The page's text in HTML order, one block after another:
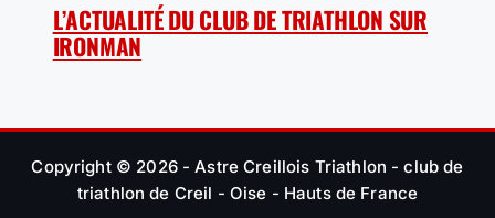
L’ACTUALITÉ DU CLUB DE TRIATHLON SUR
IRONMAN
Copyright © 2026 - Astre Creillois Triathlon - club de
triathlon de Creil - Oise - Hauts de France